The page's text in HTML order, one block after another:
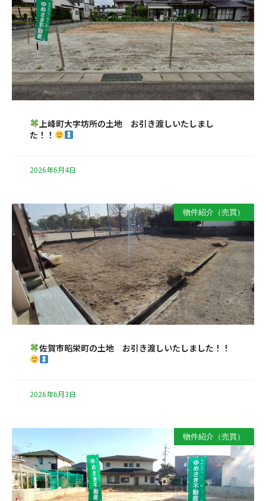
上峰町大字坊所の土地 お引き渡しいたしまし
た！！
2026年6月4日
物件紹介（売買）
佐賀市昭栄町の土地 お引き渡しいたしました！！
2026年6月3日
物件紹介（売買）